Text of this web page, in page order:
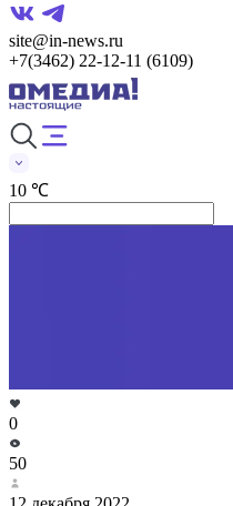
site@in-news.ru
+7(3462) 22-12-11 (6109)
10 ℃
0
50